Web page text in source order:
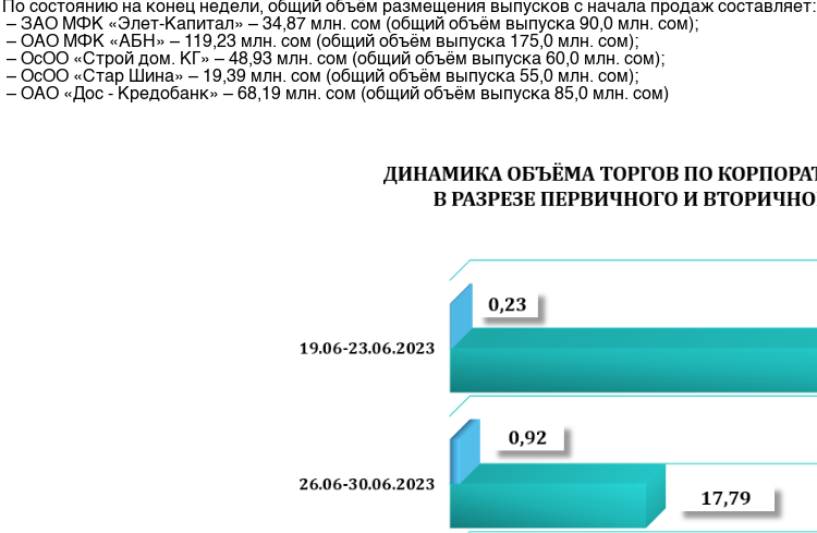
По состоянию на конец недели, общий объём размещения выпусков с начала продаж составляет:
– ЗАО МФК «Элет-Капитал» – 34,87 млн. сом (общий объём выпуска 90,0 млн. сом);
– ОАО МФК «АБН» – 119,23 млн. сом (общий объём выпуска 175,0 млн. сом);
– ОсОО «Строй дом. КГ» – 48,93 млн. сом (общий объём выпуска 60,0 млн. сом);
– ОсОО «Стар Шина» – 19,39 млн. сом (общий объём выпуска 55,0 млн. сом);
– ОАО «Дос - Кредобанк» – 68,19 млн. сом (общий объём выпуска 85,0 млн. сом)